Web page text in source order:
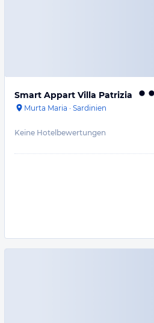
Smart Appart Villa Patrizia
Murta Maria · Sardinien
Keine Hotelbewertungen